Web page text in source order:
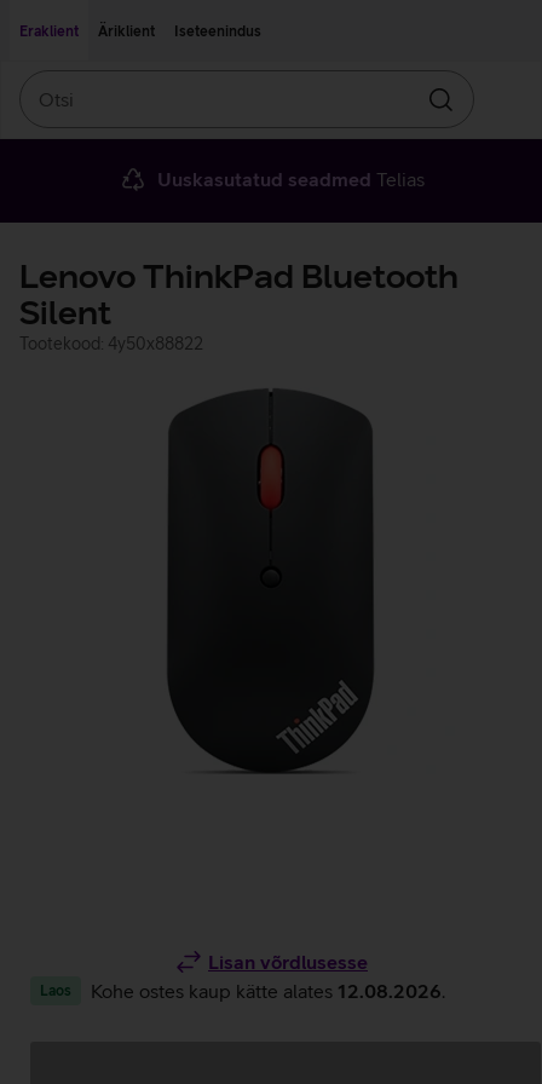
Eraklient
Äriklient Iseteenindus
Otsin
Uuskasutatud seadmed Telias
Lenovo ThinkPad Bluetooth
Silent
Tootekood: 4y50x88822
Lisan võrdlusesse
Laos Kohe ostes kaup kätte alates 12.08.2026